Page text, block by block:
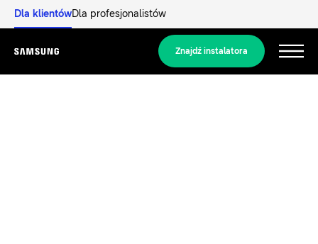
Dla klientówDla profesjonalistów
Menu
Znajdź instalatora